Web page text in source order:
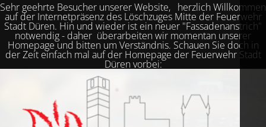
Sehr geehrte Besucher unserer Website, herzlich Willkommen
auf der Internetpräsenz des Löschzuges Mitte der Feuerwehr
Stadt Düren. Hin und wieder ist ein neuer "Fassadenanstrich"
notwendig - daher überarbeiten wir momentan unserer
Homepage und bitten um Verständnis. Schauen Sie doch in
der Zeit einfach mal auf der Homepage der Feuerwehr Stadt
Düren vorbei: